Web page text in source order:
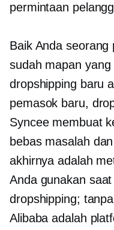
permintaan
Baik Anda
sudah mapan
dropshipping baru
pemasok baru,
Syncee membuat
bebas masalah
akhirnya adalah
Anda gunakan
dropshipping;
Alibaba adalah